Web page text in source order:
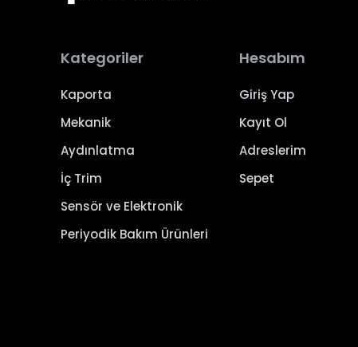
Kategoriler
Kaporta
Mekanik
Aydınlatma
İç Trim
Sensör ve Elektronik
Periyodik Bakım Ürünleri
Hesabım
Giriş Yap
Kayıt Ol
Adreslerim
Sepet